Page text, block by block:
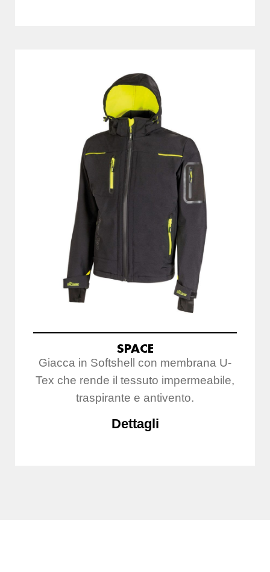
SPACE
Giacca in Softshell con membrana U-
Tex che rende il tessuto impermeabile,
traspirante e antivento.
Dettagli